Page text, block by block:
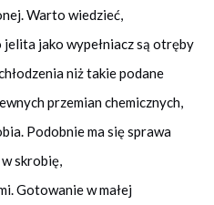
Warto wiedzieć,
jako wypełniacz są otręby
niż takie podane
przemian chemicznych,
Podobnie ma się sprawa
skrobię,
Gotowanie w małej